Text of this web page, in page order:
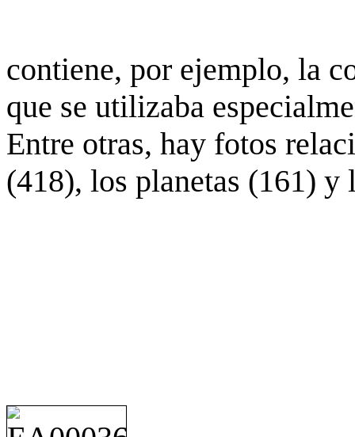
contiene, por ejemplo, la
que se utilizaba
Entre otras, hay fotos
(418), los planetas (161) y